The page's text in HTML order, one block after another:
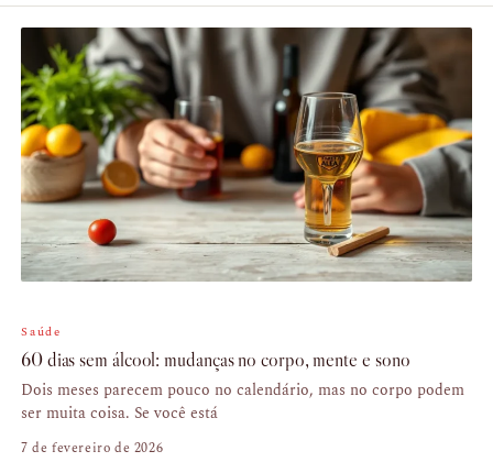
Saúde
60 dias sem álcool: mudanças no corpo, mente e sono
Dois meses parecem pouco no calendário, mas no corpo podem
ser muita coisa. Se você está
7 de fevereiro de 2026